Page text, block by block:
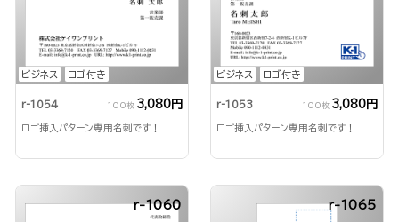
ビジネス ロゴ付き
r-1054 100枚 3,080円
ロゴ挿入パターン専用名刺です！
ビジネス ロゴ付き
r-1053 100枚 3,080円
ロゴ挿入パターン専用名刺です！
r-1060 r-1065